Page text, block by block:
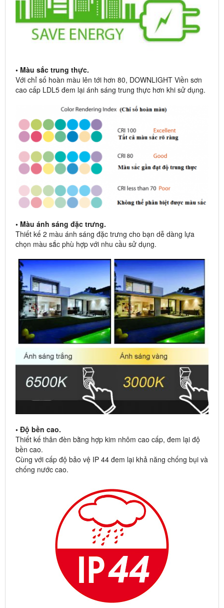
• Màu sắc trung thực.
Với chỉ số hoàn màu lên tới hơn 80, DOWNLIGHT Viền sơn
cao cấp LDL5 đem lại ánh sáng trung thực hơn khi sử dụng.
• Màu ánh sáng đặc trưng.
Thiết kế 2 màu ánh sáng đặc trưng cho bạn dễ dàng lựa
chọn màu sắc phù hợp với nhu cầu sử dụng.
• Độ bền cao.
Thiết kế thân đèn bằng hợp kim nhôm cao cấp, đem lại độ
bền cao.
Cùng với cấp độ bảo vệ IP 44 đem lại khả năng chống bụi và
chống nước cao.